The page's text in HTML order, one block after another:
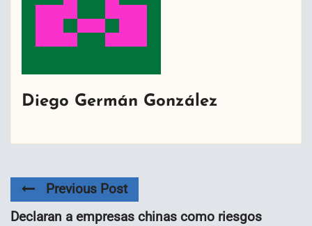
Diego Germán González
Previous Post
Declaran a empresas chinas como riesgos